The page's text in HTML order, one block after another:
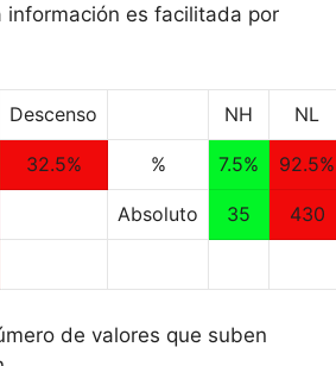
información es facilitada por
Descenso NH NL
32.5% % 7.5% 92.5%
Absoluto 35 430
de valores que suben